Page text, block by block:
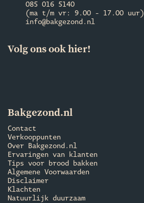
085 016 5140
(ma t/m vr: 9.00 - 17.00 uur)
info@bakgezond.nl
Volg ons ook hier!
Bakgezond.nl
Contact
Verkooppunten
Over Bakgezond.nl
Ervaringen van klanten
Tips voor brood bakken
Algemene Voorwaarden
Disclaimer
Klachten
Natuurlijk duurzaam